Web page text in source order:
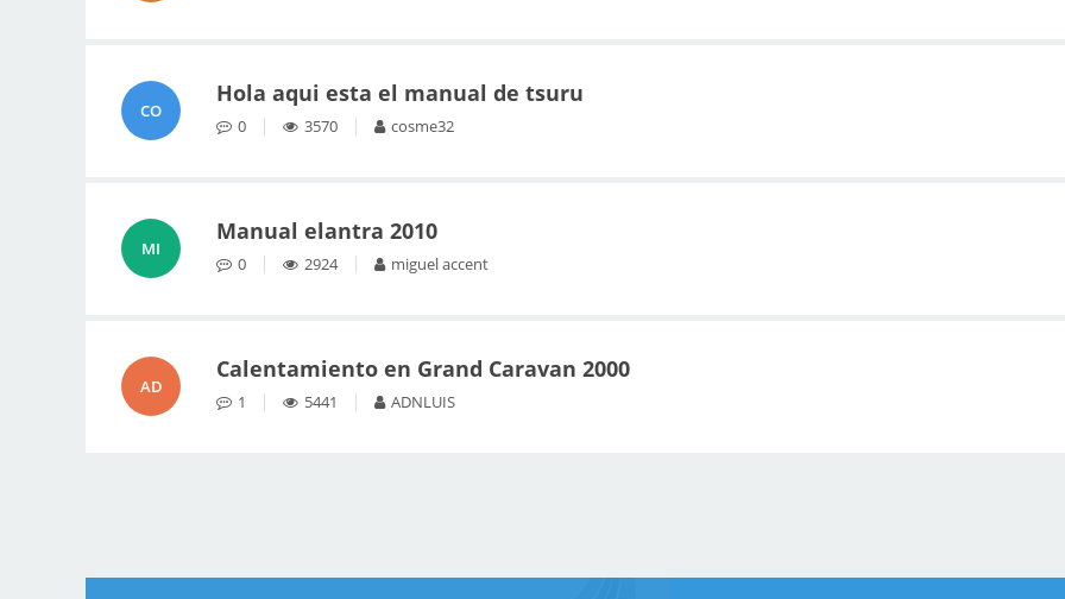
CO
Hola aqui esta el manual de tsuru
0 3570 cosme32
MI
Manual elantra 2010
0 2924 miguel accent
AD
Calentamiento en Grand Caravan 2000
1 5441 ADNLUIS